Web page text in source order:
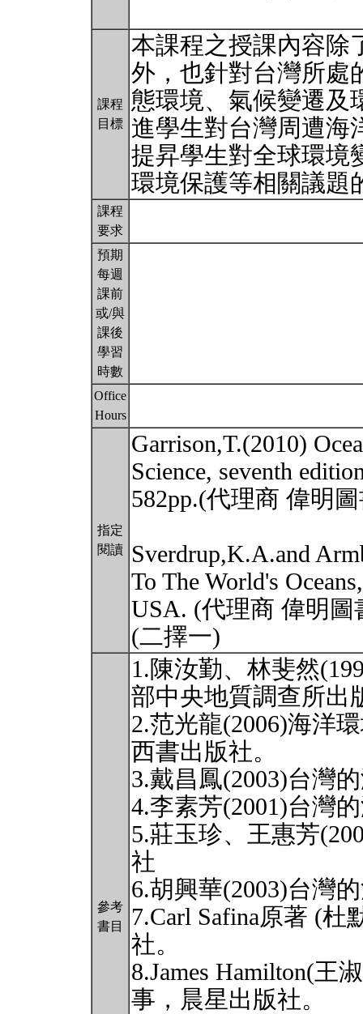
課程
目標
本課程之授課內容除
外，也針對台灣所處
態環境、氣候變遷及
進學生對台灣周遭海
提昇學生對全球環境
環境保護等相關議
課程
要求
預期
每週
課前
或/與
課後
學習
時數
Office
Hours
指定
閱讀
Garrison,T.(2010)
Science, seventh
582pp.(代理商 偉明
Sverdrup,K.A.and
To The World's
USA. (代理商 偉明圖
(二擇一)
參考
書目
1.陳汝勤、林斐然
部中央地質調查所出
2.范光龍(2006)海洋
西書出版社。
3.戴昌鳳(2003)台灣
4.李素芳(2001)台灣
5.莊玉珍、王惠芳
社
6.胡興華(2003)台灣
7.Carl Safina原著 (
社。
8.James Hamilton(王
事，晨星出版社。